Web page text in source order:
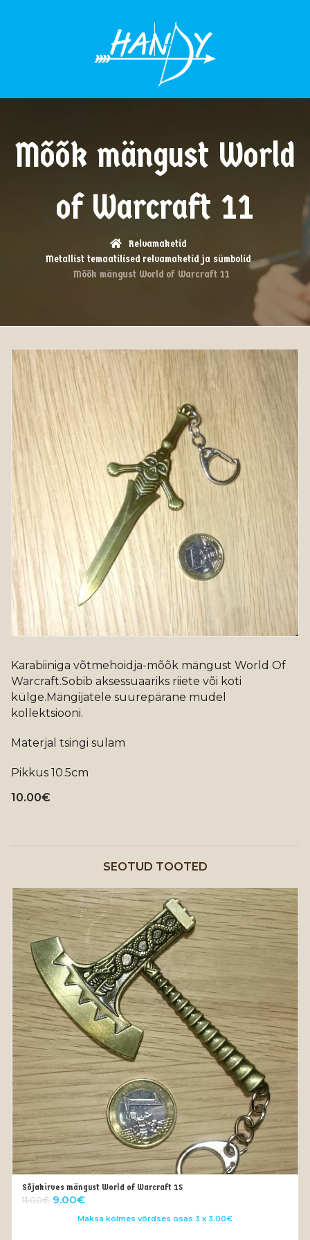
Mõõk mängust World
of Warcraft 11
Relvamaketid
Metallist temaatilised relvamaketid ja sümbolid
Mõõk mängust World of Warcraft 11
Karabiiniga võtmehoidja-mõõk mängust World Of
Warcraft.Sobib aksessuaariks riiete või koti
külge.Mängijatele suurepärane mudel
kollektsiooni.
Materjal tsingi sulam
Pikkus 10.5cm
10.00€
SEOTUD TOOTED
OUT OF STOCK
Sõjakirves mängust World of Warcraft 15
11.00€ Algne
9.00€Current
price
Maksa kolmes võrdses osas 3 x 3.00€